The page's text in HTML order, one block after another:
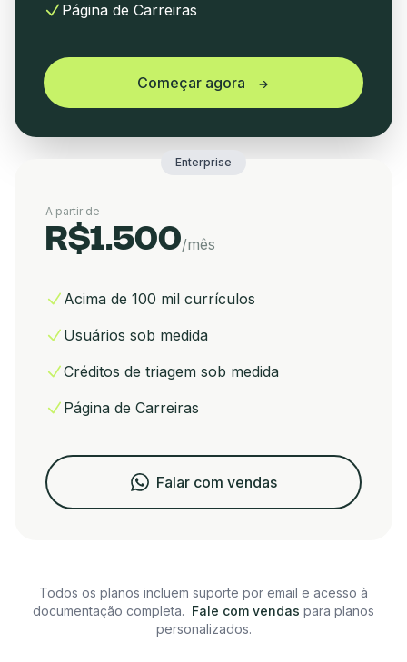
Página de Carreiras
Começar agora
Enterprise
A partir de
R$1.500/mês
Acima de 100 mil currículos
Usuários sob medida
Créditos de triagem sob medida
Página de Carreiras
Falar com vendas
Todos os planos incluem suporte por email e acesso à
documentação completa. Fale com vendas para planos
personalizados.